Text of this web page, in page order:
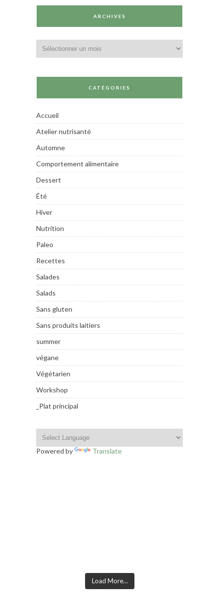
ARCHIVES
CATÉGORIES
Accueil
Atelier nutrisanté
Automne
Comportement alimentaire
Dessert
Été
Hiver
Nutrition
Paleo
Recettes
Salades
Salads
Sans gluten
Sans produits laitiers
summer
végane
Végétarien
Workshop
_Plat principal
Powered by Translate
Load More…